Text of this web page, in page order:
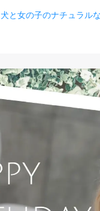
犬と女の子のナチュラル